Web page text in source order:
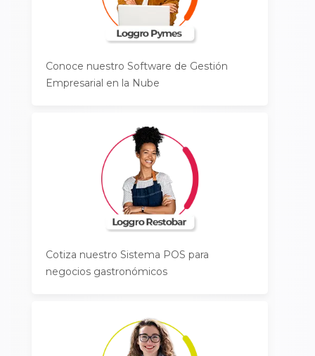
Conoce nuestro Software de Gestión
Empresarial en la Nube
Cotiza nuestro Sistema POS para
negocios gastronómicos